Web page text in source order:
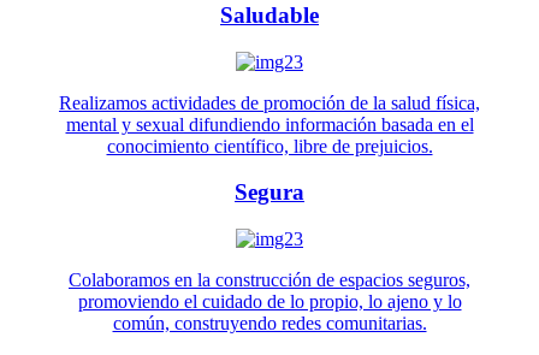
Saludable
Realizamos actividades de promoción de la salud física,
mental y sexual difundiendo información basada en el
conocimiento científico, libre de prejuicios.
Segura
Colaboramos en la construcción de espacios seguros,
promoviendo el cuidado de lo propio, lo ajeno y lo
común, construyendo redes comunitarias.